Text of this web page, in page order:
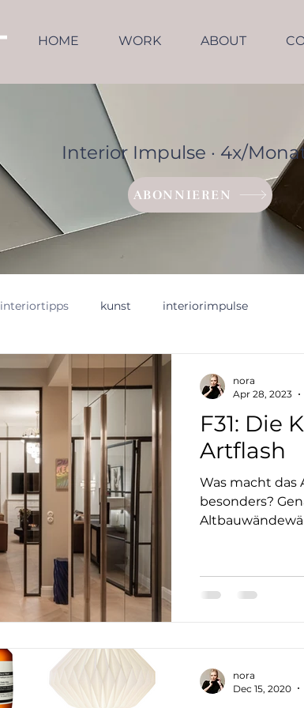
HOME WORK ABOUT
Interior Impulse · 4x/
ABONNIEREN
interiortipps kunst interiorimpulse
F31: Die
Artflash
Was macht das
besonders?
nora
Apr 28, 2023
nora
Dec 15, 2020